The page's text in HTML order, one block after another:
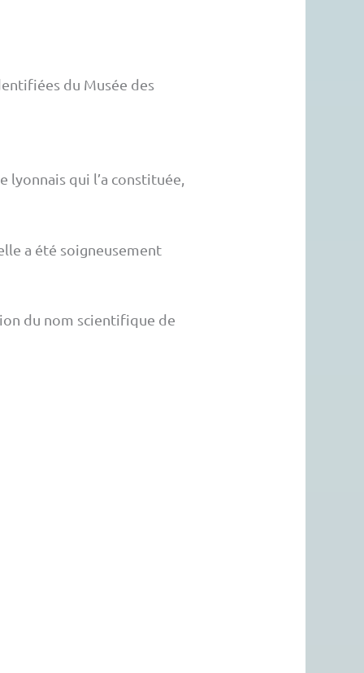
du Musée des
qui l’a constituée,
a été soigneusement
du nom scientifique de